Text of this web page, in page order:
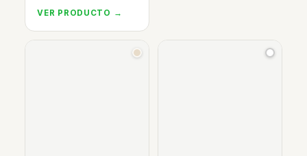
VER PRODUCTO →